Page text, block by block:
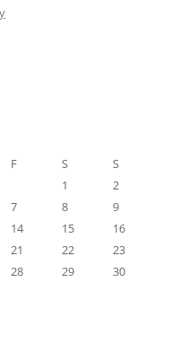
F S
S
1
2
7 8
9
14 15
16
21 22
23
28 29
30